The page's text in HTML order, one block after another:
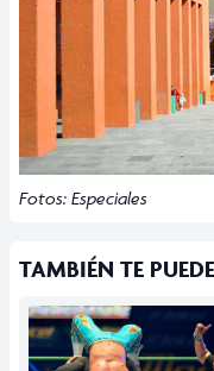
Fotos: Especiales
TAMBIÉN TE